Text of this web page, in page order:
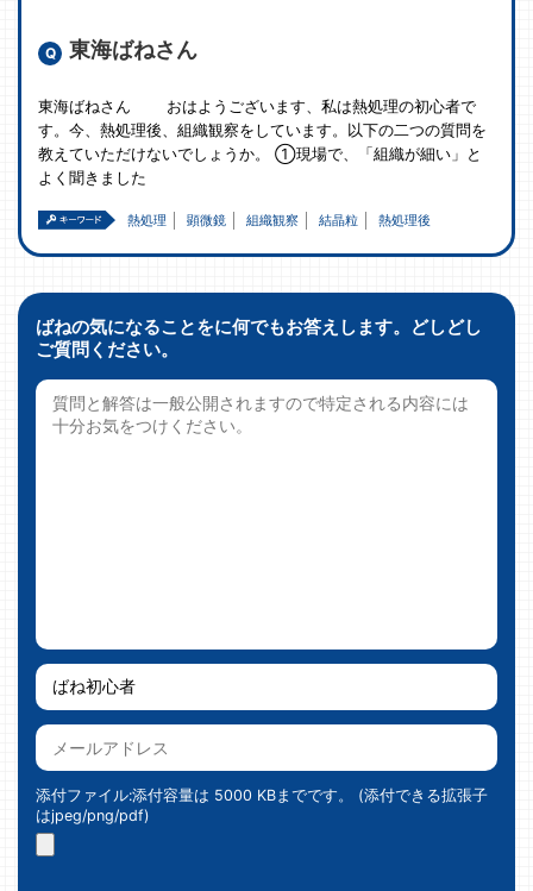
東海ばねさん
東海ばねさん おはようございます、私は熱処理の初心者で
す。今、熱処理後、組織観察をしています。以下の二つの質問を
教えていただけないでしょうか。 ①現場で、「組織が細い」と
よく聞きました
熱処理 顕微鏡 組織観察 結晶粒 熱処理後
ばねの気になることをに何でもお答えします。どしどし
ご質問ください。
添付ファイル:添付容量は 5000 KBまでです。 (添付できる拡張子
はjpeg/png/pdf)